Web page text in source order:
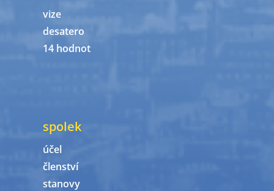
vize
desatero
14 hodnot
spolek
účel
členství
stanovy